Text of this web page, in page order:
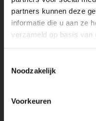
partners kunnen deze
informatie die u aan ze
verzameld op basis van
Noodzakelijk
Voorkeuren